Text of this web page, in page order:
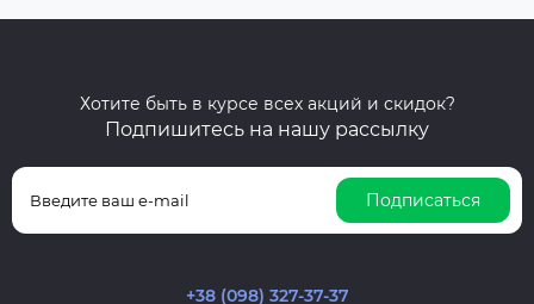
Хотите быть в курсе всех акций и скидок?
Подпишитесь на нашу рассылку
Подписаться
+38 (098) 327-37-37